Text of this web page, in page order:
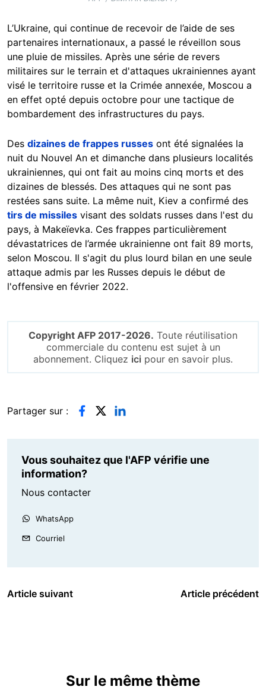
L’Ukraine, qui continue de recevoir de l’aide de ses
partenaires internationaux, a passé le réveillon sous
une pluie de missiles. Après une série de revers
militaires sur le terrain et d'attaques ukrainiennes ayant
visé le territoire russe et la Crimée annexée, Moscou a
en effet opté depuis octobre pour une tactique de
bombardement des infrastructures du pays.
Des dizaines de frappes russes ont été signalées la
nuit du Nouvel An et dimanche dans plusieurs localités
ukrainiennes, qui ont fait au moins cinq morts et des
dizaines de blessés. Des attaques qui ne sont pas
restées sans suite. La même nuit, Kiev a confirmé des
tirs de missiles visant des soldats russes dans l'est du
pays, à Makeïevka. Ces frappes particulièrement
dévastatrices de l’armée ukrainienne ont fait 89 morts,
selon Moscou. Il s'agit du plus lourd bilan en une seule
attaque admis par les Russes depuis le début de
l'offensive en février 2022.
Copyright AFP 2017-2026. Toute réutilisation
commerciale du contenu est sujet à un
abonnement. Cliquez ici pour en savoir plus.
Partager sur :
Vous souhaitez que l'AFP vérifie une
information?
Nous contacter
WhatsApp
Courriel
Article suivant Article précédent
Sur le même thème